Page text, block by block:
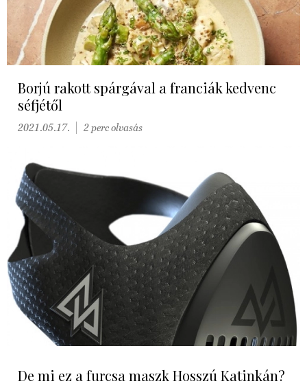
Borjú rakott spárgával a franciák kedvenc
séfjétől
2021.05.17. 2 perc olvasás
De mi ez a furcsa maszk Hosszú Katinkán?